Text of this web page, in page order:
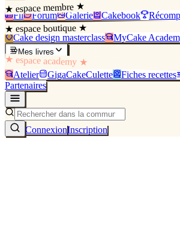
★ espace membre ★
Fil Forum Galerie Cakebook
★ espace boutique ★
Cake design masterclass MyCake
Mes livres
★ espace academy ★
Atelier GigaCakeCulette Fiches recettes
Partenaires
ConnexionInscription